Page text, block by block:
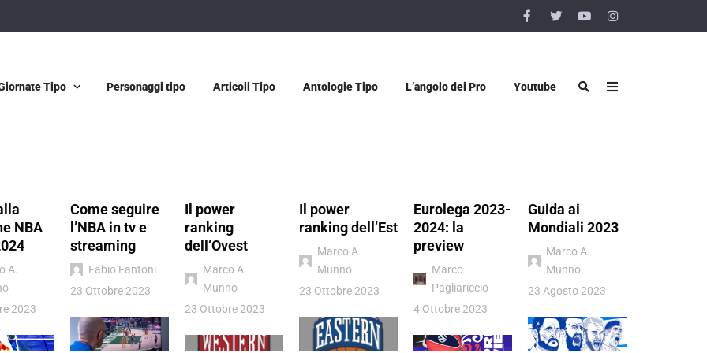
Tipo Personaggi tipo Articoli Tipo Antologie Tipo L’angolo dei Pro Youtube
NBA
A.
2023
Come seguire
l’NBA in tv e
streaming
Fabio Fantoni
23 Ottobre 2023
Il power
ranking
dell’Ovest
Marco A.
Munno
23 Ottobre 2023
Il power
ranking dell’Est
Marco A.
Munno
23 Ottobre 2023
Eurolega 2023-
2024: la
preview
Marco
Pagliariccio
4 Ottobre 2023
Guida ai
Mondiali 2023
Marco A.
Munno
23 Agosto 2023